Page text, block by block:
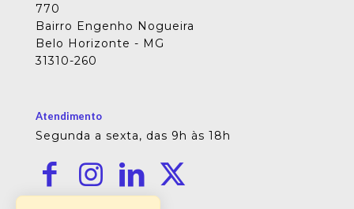
770
Bairro Engenho Nogueira
Belo Horizonte - MG
31310-260
Atendimento
Segunda a sexta, das 9h às 18h